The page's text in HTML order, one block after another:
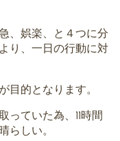
、娯楽、と４つに分
り、一日の行動に対
目的となります。
っていた為、11時間
らしい。